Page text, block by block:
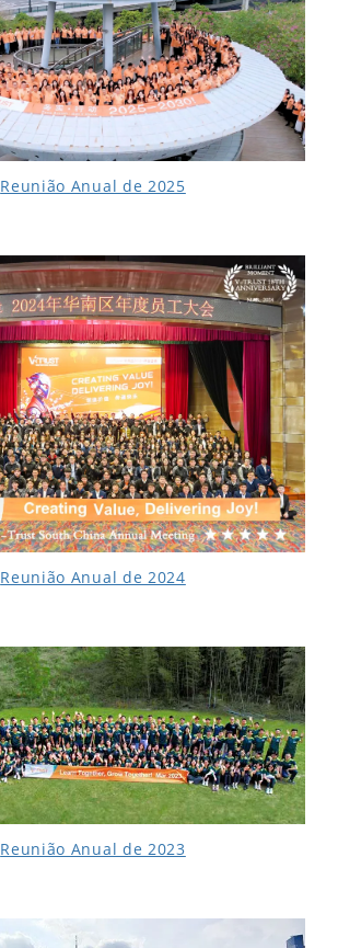
Reunião Anual de 2025
Reunião Anual de 2024
Reunião Anual de 2023